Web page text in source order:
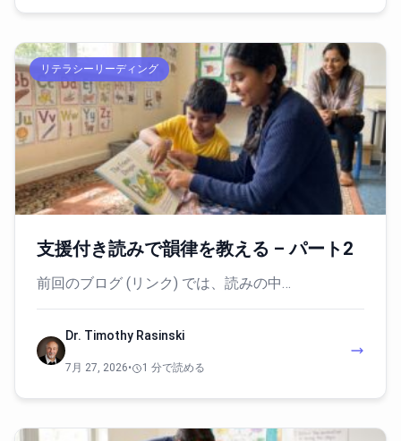
リテラシーリーディング
支援付き読みで韻律を教える – パート2
前回のブログ (リンク) では、読みの中…
Dr. Timothy Rasinski
7月 27, 2026• 1 分で読める